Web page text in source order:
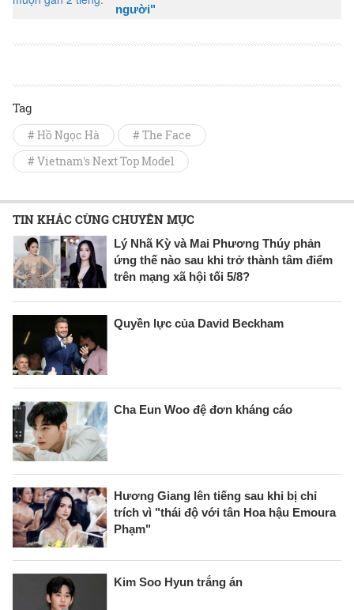
người"
Tag
# Hồ Ngọc Hà
# The Face
# Vietnam's Next Top Model
TIN KHÁC CÙNG CHUYÊN MỤC
Lý Nhã Kỳ và Mai Phương Thúy phản
ứng thế nào sau khi trở thành tâm điểm
trên mạng xã hội tối 5/8?
Quyền lực của David Beckham
Cha Eun Woo đệ đơn kháng cáo
Hương Giang lên tiếng sau khi bị chỉ
trích vì "thái độ với tân Hoa hậu Emoura
Phạm"
Kim Soo Hyun trắng án